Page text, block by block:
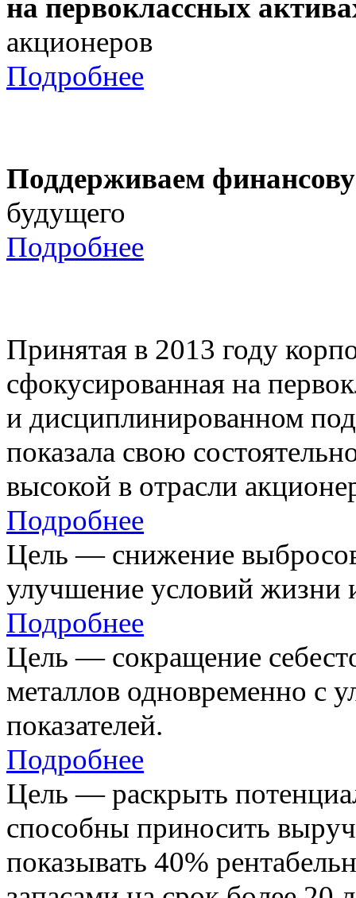
на первоклассных
акционеров
Подробнее
Поддерживаем
будущего
Подробнее
Принятая в 2013 году
сфокусированная на
и дисциплинированном
показала свою
высокой в отрасли
Подробнее
Цель — снижение
улучшение условий жизни
Подробнее
Цель — сокращение
металлов одновременно с
показателей.
Подробнее
Цель — раскрыть
способны приносить
показывать 40%